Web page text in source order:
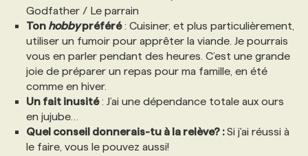
PROGRAMMES DE SUBVENTIONS
FAQ
ANNONCEZ AVEC NOUS
Godfather / Le parrain
Ton hobbypréféré: Cuisiner, et plus particulièrement,
utiliser un fumoir pour apprêter la viande. Je pourrais
vous en parler pendant des heures. C’est une grande
joie de préparer un repas pour ma famille, en été
comme en hiver.
Un fait inusité: J’ai une dépendance totale aux ours
en jujube…
Quel conseil donnerais-tu à la relève? :Si j'ai réussi à
le faire, vous le pouvez aussi!